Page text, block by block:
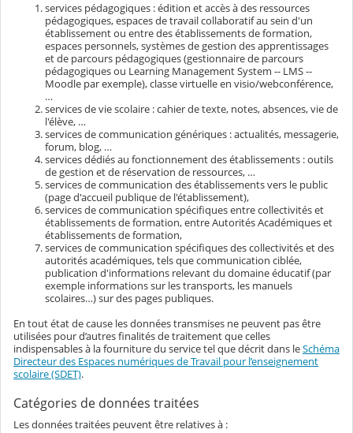
services pédagogiques : édition et accès à des ressources
pédagogiques, espaces de travail collaboratif au sein d'un
établissement ou entre des établissements de formation,
espaces personnels, systèmes de gestion des apprentissages
et de parcours pédagogiques (gestionnaire de parcours
pédagogiques ou Learning Management System -- LMS --
Moodle par exemple), classe virtuelle en visio/webconférence,
…
services de vie scolaire : cahier de texte, notes, absences, vie de
l'élève, …
services de communication génériques : actualités, messagerie,
forum, blog, …
services dédiés au fonctionnement des établissements : outils
de gestion et de réservation de ressources, …
services de communication des établissements vers le public
(page d'accueil publique de l'établissement),
services de communication spécifiques entre collectivités et
établissements de formation, entre Autorités Académiques et
établissements de formation,
services de communication spécifiques des collectivités et des
autorités académiques, tels que communication ciblée,
publication d'informations relevant du domaine éducatif (par
exemple informations sur les transports, les manuels
scolaires…) sur des pages publiques.
En tout état de cause les données transmises ne peuvent pas être
utilisées pour d’autres finalités de traitement que celles
indispensables à la fourniture du service tel que décrit dans leSchéma
Directeur des Espaces numériques de Travail pour l’enseignement
scolaire (SDET).
Catégories de données traitées
Les données traitées peuvent être relatives à :